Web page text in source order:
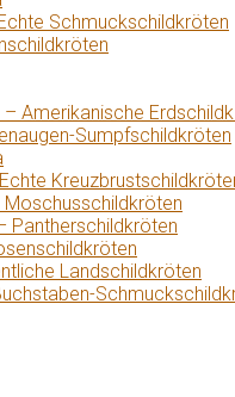
Schmuckschildkröten
Amerikanische
Sumpfschildkröten
Pantherschildkröten
Landschildkröten